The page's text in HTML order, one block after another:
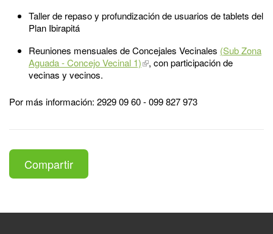
Taller de repaso y profundización de usuarios de tablets del
Plan Ibirapitá
Reuniones mensuales de Concejales Vecinales (Sub Zona
Aguada - Concejo Vecinal 1)
, con participación de
vecinas y vecinos.
Por más información: 2929 09 60 - 099 827 973
Compartir